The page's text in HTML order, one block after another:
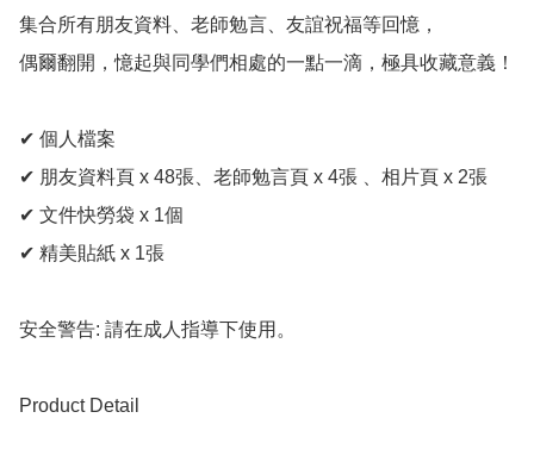
集合所有朋友資料、老師勉言、友誼祝福等回憶，
偶爾翻開，憶起與同學們相處的一點一滴，極具收藏意義！
✔ 個人檔案
✔ 朋友資料頁 x 48張、老師勉言頁 x 4張 、相片頁 x 2張
✔ 文件快勞袋 x 1個
✔ 精美貼紙 x 1張
安全警告: 請在成人指導下使用。
Product Detail